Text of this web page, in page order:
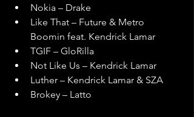
Nokia – Drake
Like That – Future & Metro
Boomin feat. Kendrick Lamar
TGIF – GloRilla
Not Like Us – Kendrick Lamar
Luther – Kendrick Lamar & SZA
Brokey – Latto